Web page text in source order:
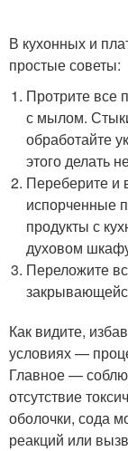
В кухонных и
простые советы:
Протрите все
с мылом.
обработайте
этого делать
Переберите и
испорченные
продукты с
духовом
Переложите
Как видите,
условиях —
Главное —
отсутствие
оболочки, сода
реакций или